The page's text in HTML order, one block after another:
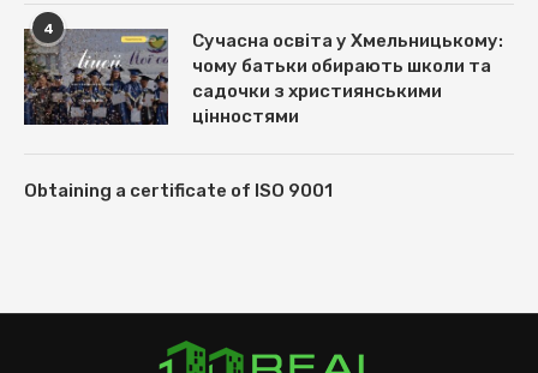
4
Сучасна освіта у Хмельницькому:
чому батьки обирають школи та
садочки з християнськими
цінностями
Obtaining a certificate of ISO 9001